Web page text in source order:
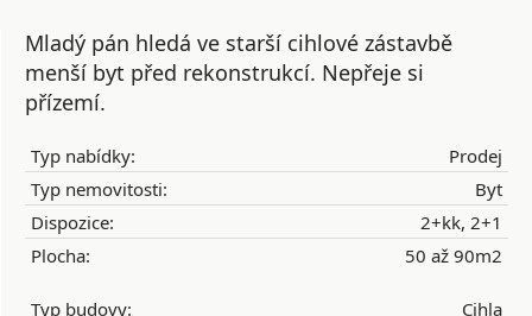
Mladý pán hledá ve starší cihlové zástavbě
menší byt před rekonstrukcí. Nepřeje si
přízemí.
Typ nabídky:
Prodej
Typ nemovitosti:
Byt
Dispozice:
2+kk, 2+1
Plocha:
50 až 90m2
Typ budovy:
Cihla